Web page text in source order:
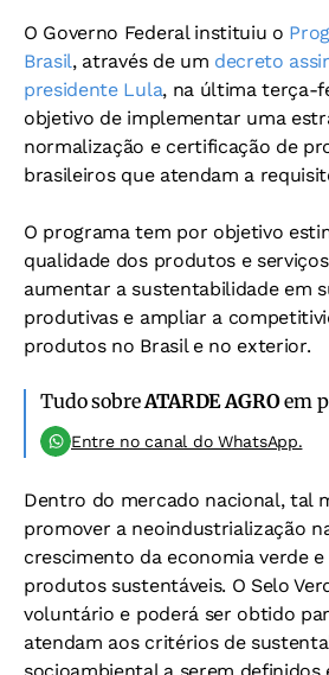
O Governo Federal instituiu o
Brasil, através de um decreto
presidente Lula, na última terça-
objetivo de implementar uma
normalização e certificação de
brasileiros que atendam a
O programa tem por objetivo
qualidade dos produtos e
aumentar a sustentabilidade em
produtivas e ampliar a
produtos no Brasil e no exterior.
Tudo sobreATARDE AGROem
Entre no canal do WhatsApp.
Dentro do mercado nacional, tal
promover a neoindustrialização
crescimento da economia verde
produtos sustentáveis. O Selo
voluntário e poderá ser obtido
atendam aos critérios de